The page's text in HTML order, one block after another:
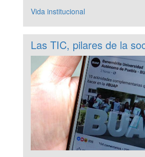
Vida institucional
Las TIC, pilares de la